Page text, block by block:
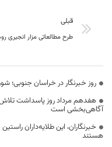
قبلی
روز خبرنگار در خراسان جنوبی؛
هفدهم مرداد روز پاسداشت
آگاهی‌بخشی است
خبرنگاران، این طلایه‌داران
هستند